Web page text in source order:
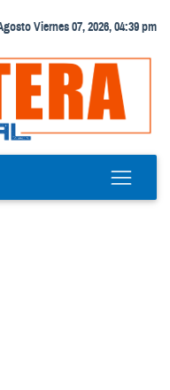
Viernes 07, 2026, 04:39 pm